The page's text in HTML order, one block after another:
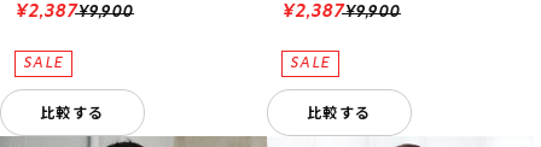
¥9,900
¥2,387
比較する
¥9,900
¥2,387
比較する